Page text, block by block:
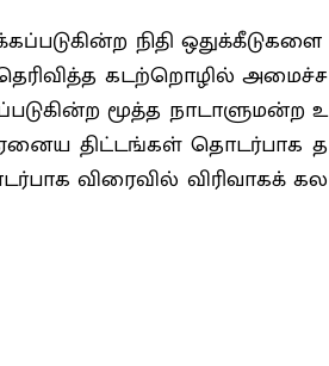
நிதி ஒதுக்கீடுகளை
கடற்றொழில் அமைச்ச
மூத்த நாடாளுமன்ற உ
திட்டங்கள் தொடர்பாக த
விரைவில் விரிவாகக் கல